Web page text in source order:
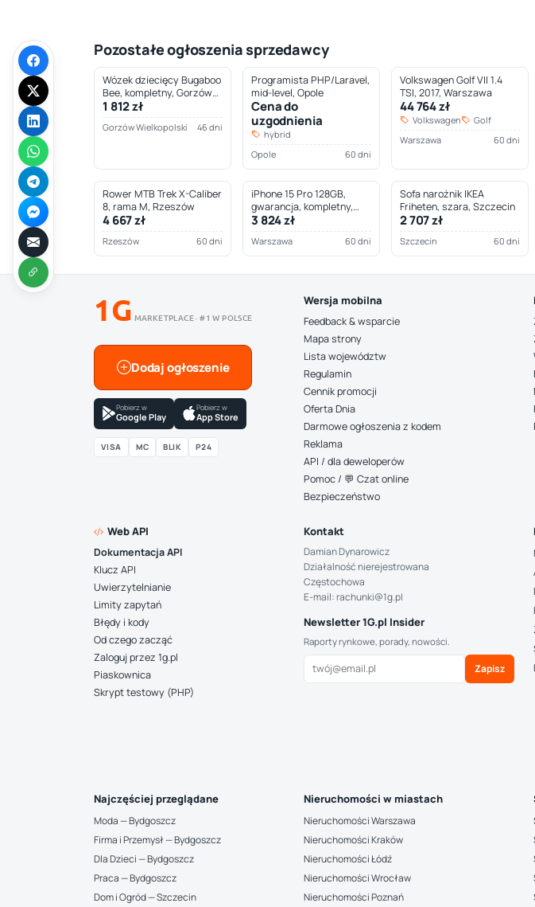
Pozostałe ogłoszenia sprzedawcy
Wózek dziecięcy Bugaboo
Bee, kompletny, Gorzów
Wielkopolski
1 812 zł
Gorzów Wielkopolski 46 dni
Programista PHP/Laravel,
mid-level, Opole
Cena do
uzgodnienia
hybrid
Opole
60 dni
Volkswagen Golf VII 1.4
TSI, 2017, Warszawa
44 764 zł
Volkswagen
Golf
Warszawa
60 dni
Rower MTB Trek X-Caliber
8, rama M, Rzeszów
4 667 zł
Rzeszów 60 dni
iPhone 15 Pro 128GB,
gwarancja, kompletny,
Warszawa
3 824 zł
Warszawa 60 dni
Sofa narożnik IKEA
Friheten, szara, Szczecin
2 707 zł
Szczecin 60 dni
1G MARKETPLACE · #1 W POLSCE
Dodaj ogłoszenie
Pobierz w
Google Play
Pobierz w
App Store
VISA MC BLIK P24
Wersja mobilna
Feedback & wsparcie
Mapa strony
Lista województw
Regulamin
Cennik promocji
Oferta Dnia
Darmowe ogłoszenia z kodem
Reklama
API / dla deweloperów
Pomoc / 💬 Czat online
Bezpieczeństwo
Web API
Dokumentacja API
Klucz API
Uwierzytelnianie
Limity zapytań
Błędy i kody
Od czego zacząć
Zaloguj przez 1g.pl
Piaskownica
Skrypt testowy (PHP)
Kontakt
Damian Dynarowicz
Działalność nierejestrowana
Częstochowa
E-mail: rachunki@1g.pl
Newsletter 1G.pl Insider
Raporty rynkowe, porady, nowości.
Zapisz
Najczęściej przeglądane
Moda — Bydgoszcz
Firma i Przemysł — Bydgoszcz
Dla Dzieci — Bydgoszcz
Praca — Bydgoszcz
Dom i Ogród — Szczecin
Nieruchomości w miastach
Nieruchomości Warszawa
Nieruchomości Kraków
Nieruchomości Łódź
Nieruchomości Wrocław
Nieruchomości Poznań